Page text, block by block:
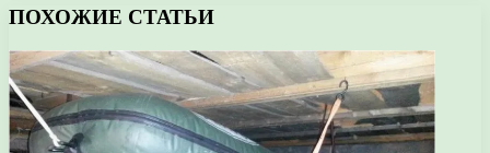
ПОХОЖИЕ СТАТЬИ